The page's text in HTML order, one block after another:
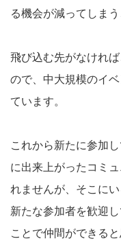
る機会が減ってしま
飛び込む先がなけれ
ので、中大規模のイ
ています。
これから新たに参加
に出来上がったコミ
れませんが、そこに
新たな参加者を歓迎
ことで仲間ができる